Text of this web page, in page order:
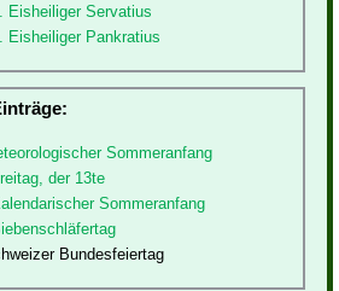
Eisheiliger Servatius
Eisheiliger Pankratius
Sommeranfang
der 13te
Sommeranfang
Bundesfeiertag